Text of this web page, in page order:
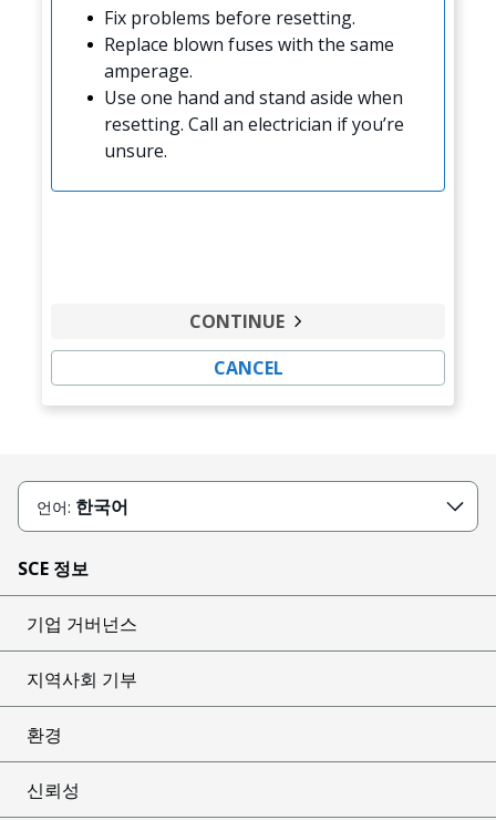
Fix problems before resetting.
Replace blown fuses with the same
amperage.
Use one hand and stand aside when
resetting. Call an electrician if you’re
unsure.
CANCEL
CONTINUE
언어: 한국어
SCE 정보
기업 거버넌스
지역사회 기부
환경
신뢰성